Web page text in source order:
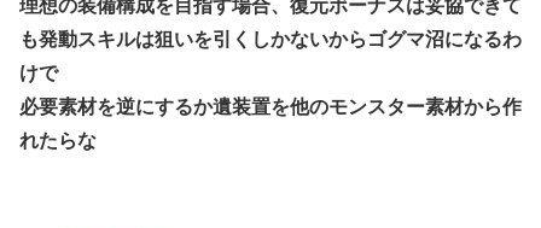
理想の装備構成を目指す場合、復元ボーナスは妥協できて
も発動スキルは狙いを引くしかないからゴグマ沼になるわ
けで
必要素材を逆にするか遺装置を他のモンスター素材から作
れたらな